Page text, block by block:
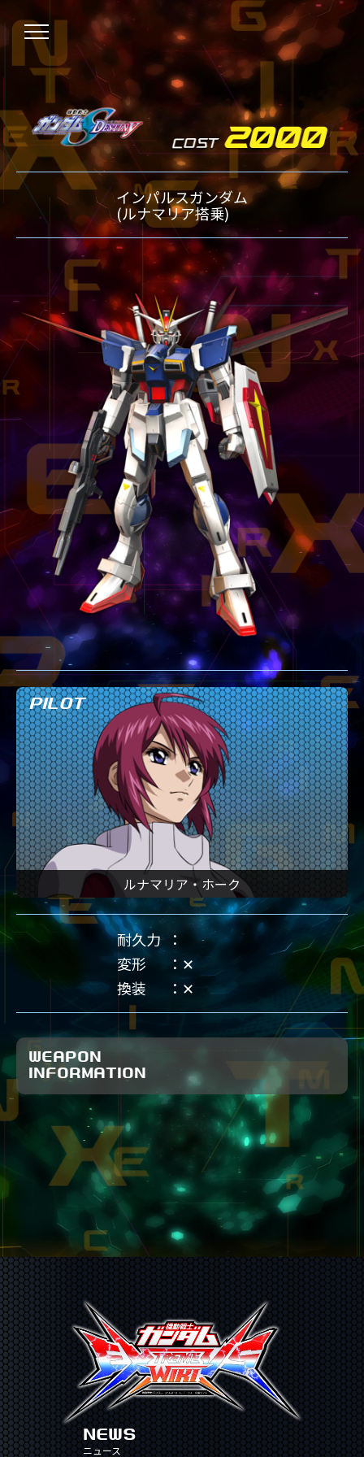
NEWS
ニュース
OVER BOOST
オーバーブースト
XVOOST
クロスブースト
EXVS2
エクストリームバーサス2
MAXI BOOST ON
マキシブーストオン
BEGINNER'S GUIDE
初心者指南
TECHNIQUE
テクニック
GLOSSARY
用語集
BUTTON PLACEMENT
ゲームパッドボタン配置
TWITTER
ツイッター
YOUTUBE
ユーチューブ
インパルスガンダム
(ルナマリア搭乗)
PILOT
ルナマリア・ホーク
耐久力
変形
✕
換装
✕
WEAPON
INFORMATION
NEWS
ニュース